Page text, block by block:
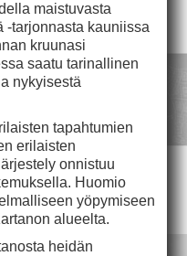
maistuvasta
-tarjonnasta kauniissa
kruunasi
saatu tarinallinen
nykyisestä
tapahtumien
erilaisten
onnistuu
Huomio
yöpymiseen
alueelta.
heidän